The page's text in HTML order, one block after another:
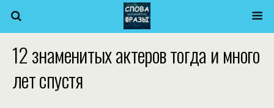
12 знаменитых актеров тогда и много
лет спустя